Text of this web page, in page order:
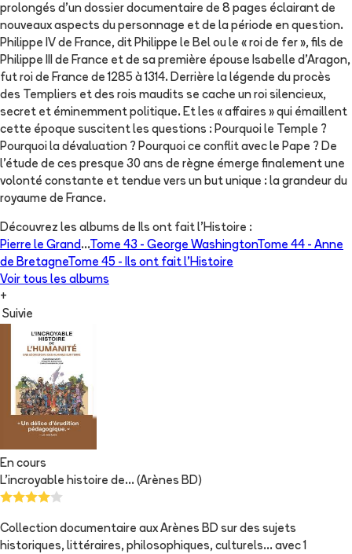
prolongés d’un dossier documentaire de 8 pages éclairant de
nouveaux aspects du personnage et de la période en question.
Philippe IV de France, dit Philippe le Bel ou le « roi de fer », fils de
Philippe III de France et de sa première épouse Isabelle d'Aragon,
fut roi de France de 1285 à 1314. Derrière la légende du procès
des Templiers et des rois maudits se cache un roi silencieux,
secret et éminemment politique. Et les « affaires » qui émaillent
cette époque suscitent les questions : Pourquoi le Temple ?
Pourquoi la dévaluation ? Pourquoi ce conflit avec le Pape ? De
l’étude de ces presque 30 ans de règne émerge finalement une
volonté constante et tendue vers un but unique : la grandeur du
royaume de France.
Découvrez les albums de Ils ont fait l'Histoire :
Pierre le Grand...Tome 43 - George WashingtonTome 44 - Anne
de BretagneTome 45 - Ils ont fait l'Histoire
Voir tous les albums
+
Suivie
En cours
L'incroyable histoire de... (Arènes BD)
Collection documentaire aux Arènes BD sur des sujets
historiques, littéraires, philosophiques, culturels... avec 1